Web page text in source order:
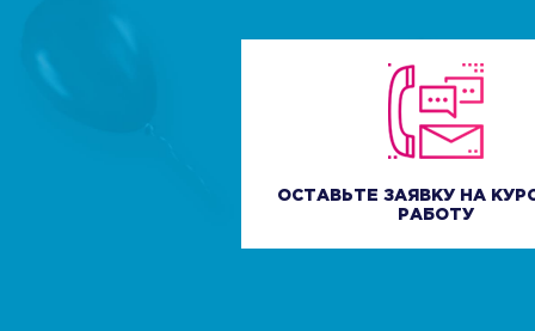
ОСТАВЬТЕ ЗАЯВКУ НА
РАБОТУ